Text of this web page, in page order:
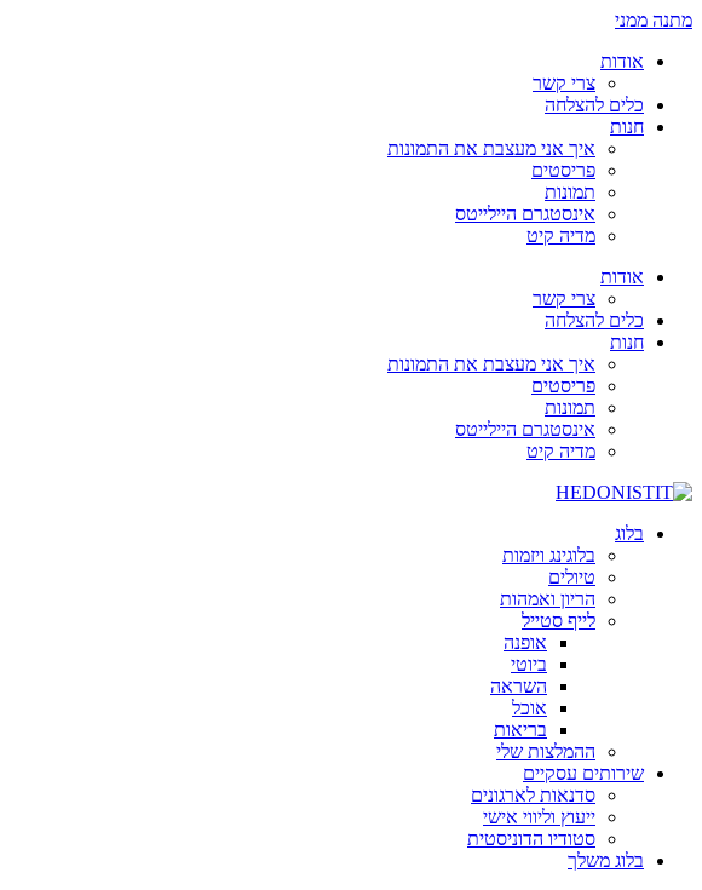
מתנה ממני
אודות
צרי קשר
כלים להצלחה
חנות
איך אני מעצבת את התמונות
פריסטים
תמונות
אינסטגרם היילייטס
מדיה קיט
אודות
צרי קשר
כלים להצלחה
חנות
איך אני מעצבת את התמונות
פריסטים
תמונות
אינסטגרם היילייטס
מדיה קיט
בלוג
בלוגינג ויזמות
טיולים
הריון ואמהות
לייף סטייל
אופנה
ביוטי
השראה
אוכל
בריאות
ההמלצות שלי
שירותים עסקיים
סדנאות לארגונים
ייעוץ וליווי אישי
סטודיו הדוניסטית
בלוג משלך